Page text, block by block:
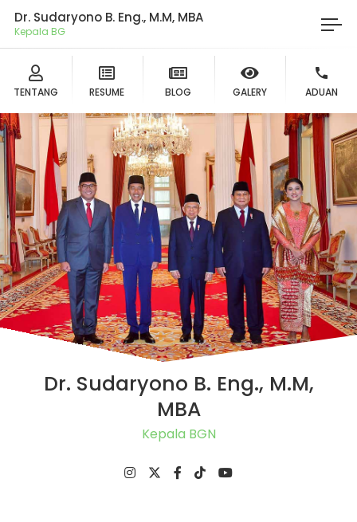
Dr. Sudaryono B. Eng., M.M, MBA
Ket
TENTANG RESUME BLOG GALERY ADUAN
Dr. Sudaryono B. Eng., M.M,
MBA
Ket